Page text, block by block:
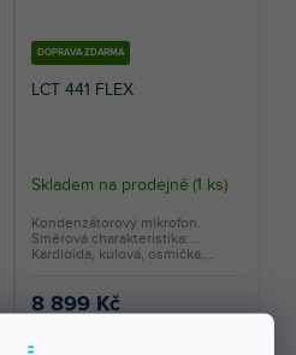
DOPRAVA ZDARMA
LCT 441 FLEX
Skladem na prodejně (1 ks)
8 899 Kč
Kondenzátorový mikrofon.
Směrová charakteristika:
Kardioida, kulová, osmička,...